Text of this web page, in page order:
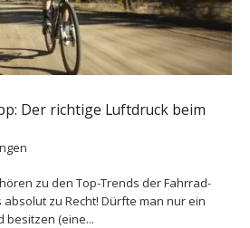
Der richtige Luftdruck beim
zu den Top-Trends der Fahrrad-
absolut zu Recht! Dürfte man nur ein
besitzen (eine...